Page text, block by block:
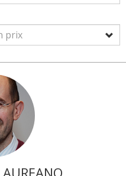
AUREANO